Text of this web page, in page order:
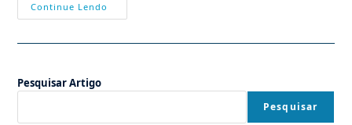
Continue Lendo
Nossa
Sobre
Pesquisar Artigo
Pesquisar